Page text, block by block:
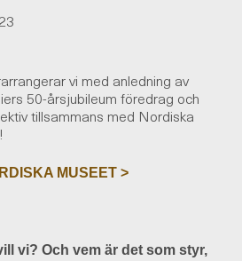
vi med anledning av
50-årsjubileum föredrag och
tillsammans med Nordiska
MUSEET >
vi? Och vem är det som styr,